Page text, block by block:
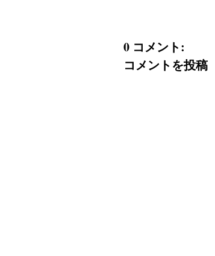
0 コメント:
コメントを投稿